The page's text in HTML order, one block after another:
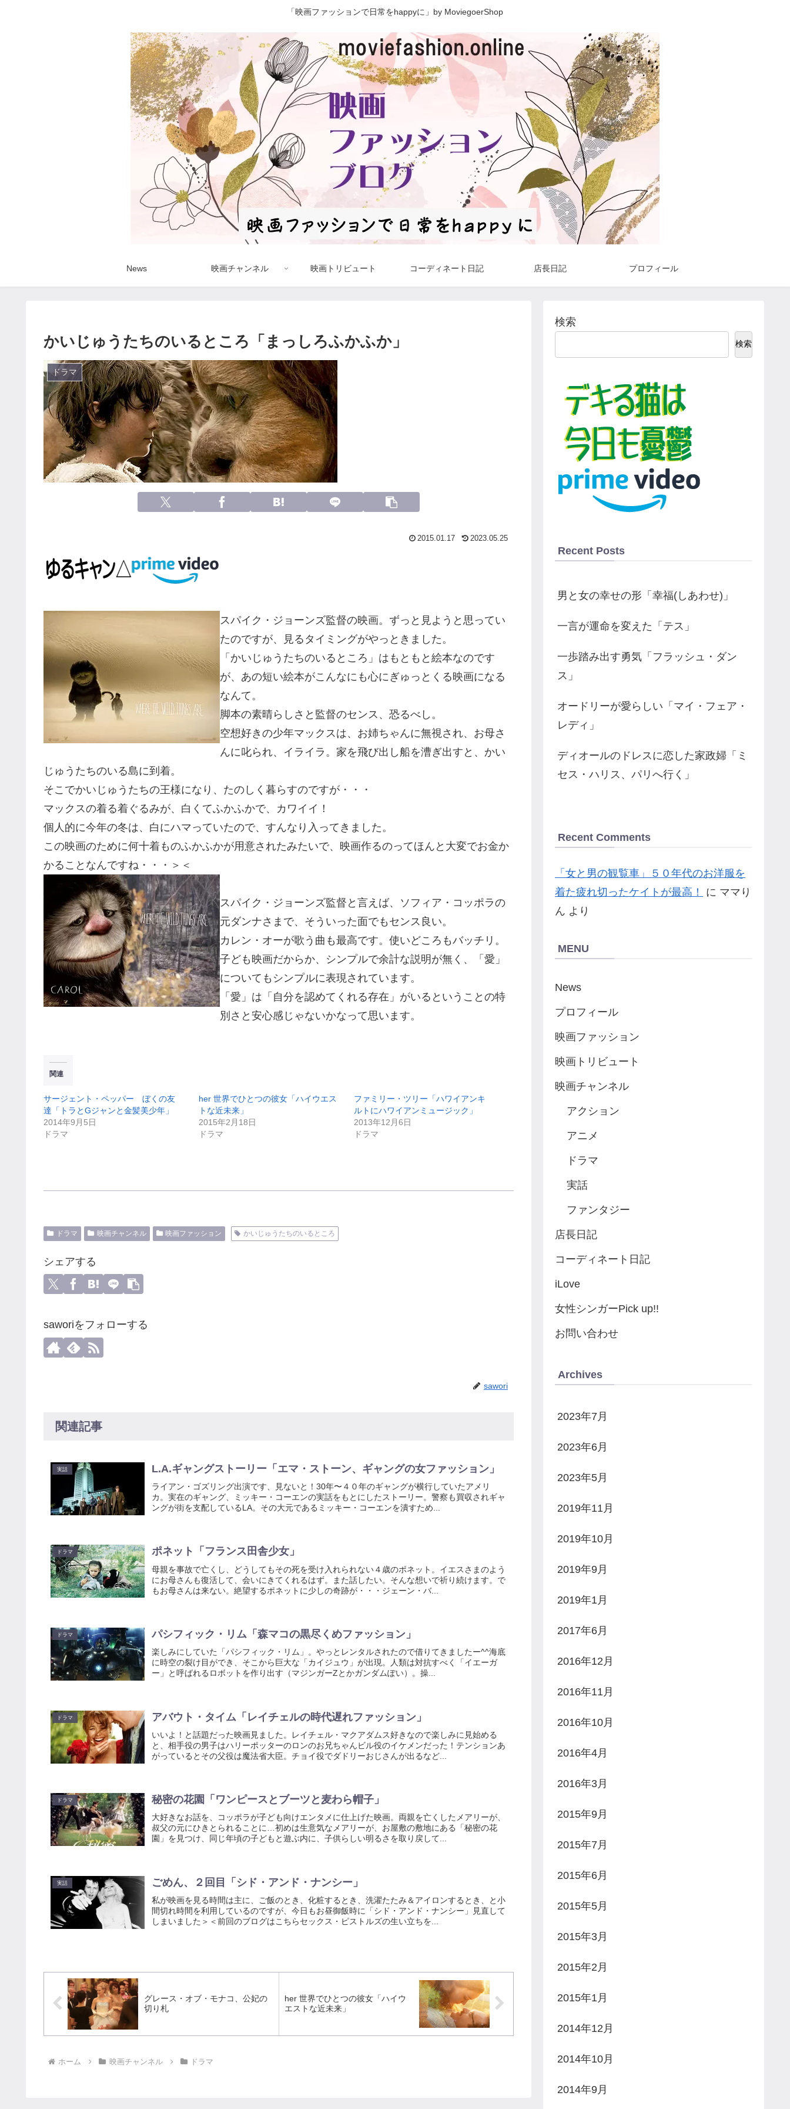
「映画ファッションで日常をhappyに」by MoviegoerShop
News 映画チャンネル 映画トリビュート コーディネート日記 店長日記 プロフィール
かいじゅうたちのいるところ「まっしろふかふか」
ドラマ
2015.01.17 2023.05.25
スパイク・ジョーンズ監督の映画。ずっと見ようと思ってい
たのですが、見るタイミングがやっときました。
「かいじゅうたちのいるところ」はもともと絵本なのです
が、あの短い絵本がこんなにも心にぎゅっとくる映画になる
なんて。
脚本の素晴らしさと監督のセンス、恐るべし。
空想好きの少年マックスは、お姉ちゃんに無視され、お母さ
んに叱られ、イライラ。家を飛び出し船を漕ぎ出すと、かい
じゅうたちのいる島に到着。
そこでかいじゅうたちの王様になり、たのしく暮らすのですが・・・
マックスの着る着ぐるみが、白くてふかふかで、カワイイ！
個人的に今年の冬は、白にハマっていたので、すんなり入ってきました。
この映画のために何十着ものふかふかが用意されたみたいで、映画作るのってほんと大変でお金か
かることなんですね・・・＞＜
スパイク・ジョーンズ監督と言えば、ソフィア・コッポラの
元ダンナさまで、そういった面でもセンス良い。
カレン・オーが歌う曲も最高です。使いどころもバッチリ。
子ども映画だからか、シンプルで余計な説明が無く、「愛」
についてもシンプルに表現されています。
「愛」は「自分を認めてくれる存在」がいるということの特
別さと安心感じゃないかなって思います。
関連
サージェント・ペッパー ぼくの友
達「トラとGジャンと金髪美少年」
2014年9月5日
ドラマ
her 世界でひとつの彼女「ハイウエス
トな近未来」
2015年2月18日
ドラマ
ファミリー・ツリー「ハワイアンキ
ルトにハワイアンミュージック」
2013年12月6日
ドラマ
ドラマ 映画チャンネル 映画ファッション かいじゅうたちのいるところ
シェアする
saworiをフォローする
sawori
関連記事
実話 L.A.ギャングストーリー「エマ・ストーン、ギャングの女ファッション」
ライアン・ゴズリング出演です、見ないと！30年〜４０年のギャングが横行していたアメリ
カ。実在のギャング、ミッキー・コーエンの実話をもとにしたストーリー。警察も買収されギャ
ングが街を支配しているLA。その大元であるミッキー・コーエンを潰すため...
ドラマ ポネット「フランス田舎少女」
母親を事故で亡くし、どうしてもその死を受け入れられない４歳のポネット。イエスさまのよう
にお母さんも復活して、会いにきてくれるはず。また話したい。そんな想いで祈り続けます。で
もお母さんは来ない。絶望するポネットに少しの奇跡が・・・ジェーン・バ...
ドラマ パシフィック・リム「森マコの黒尽くめファッション」
楽しみにしていた「パシフィック・リム」。やっとレンタルされたので借りてきましたー^^海底
に時空の裂け目ができ、そこから巨大な「カイジュウ」が出現。人類は対抗すべく「イエーガ
ー」と呼ばれるロボットを作り出す（マジンガーZとかガンダムぽい）。操...
ドラマ アバウト・タイム「レイチェルの時代遅れファッション」
いいよ！と話題だった映画見ました。レイチェル・マクアダムス好きなので楽しみに見始める
と、相手役の男子はハリーポッターのロンのお兄ちゃんビル役のイケメンだった！テンションあ
がっているとその父役は魔法省大臣。チョイ役でダドリーおじさんが出るなど...
ドラマ 秘密の花園「ワンピースとブーツと麦わら帽子」
大好きなお話を、コッポラが子ども向けエンタメに仕上げた映画。両親を亡くしたメアリーが、
叔父の元にひきとられることに…初めは生意気なメアリーが、お屋敷の敷地にある「秘密の花
園」を見つけ、同じ年頃の子どもと遊ぶ内に、子供らしい明るさを取り戻して...
実話 ごめん、２回目「シド・アンド・ナンシー」
私が映画を見る時間は主に、ご飯のとき、化粧するとき、洗濯たたみ＆アイロンするとき、と小
間切れ時間を利用しているのですが、今日もお昼御飯時に「シド・アンド・ナンシー」見直して
しまいました＞＜前回のブログはこちらセックス・ピストルズの生い立ちを...
グレース・オブ・モナコ、公妃の
切り札
her 世界でひとつの彼女「ハイウ
エストな近未来」
ホーム 映画チャンネル ドラマ
検索
検索
Recent Posts
男と女の幸せの形「幸福(しあわせ)」
一言が運命を変えた「テス」
一歩踏み出す勇気「フラッシュ・ダン
ス」
オードリーが愛らしい「マイ・フェア・
レディ」
ディオールのドレスに恋した家政婦「ミ
セス・ハリス、パリへ行く」
Recent Comments
「女と男の観覧車」５０年代のお洋服を
着た疲れ切ったケイトが最高！
に ママり
ん より
MENU
News
プロフィール
映画ファッション
映画トリビュート
映画チャンネル
アクション
アニメ
ドラマ
実話
ファンタジー
店長日記
コーディネート日記
iLove
女性シンガーPick up!!
お問い合わせ
Archives
2023年7月
2023年6月
2023年5月
2019年11月
2019年10月
2019年9月
2019年1月
2017年6月
2016年12月
2016年11月
2016年10月
2016年4月
2016年3月
2015年9月
2015年7月
2015年6月
2015年5月
2015年3月
2015年2月
2015年1月
2014年12月
2014年10月
2014年9月